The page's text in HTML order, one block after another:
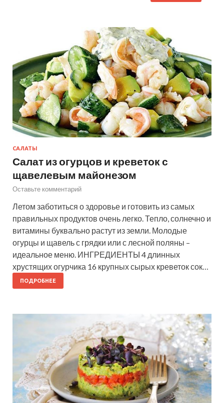
САЛАТЫ
Салат из огурцов и креветок с
щавелевым майонезом
Оставьте комментарий
Летом заботиться о здоровье и готовить из самых
правильных продуктов очень легко. Тепло, солнечно и
витамины буквально растут из земли. Молодые
огурцы и щавель с грядки или с лесной поляны –
идеальное меню. ИНГРЕДИЕНТЫ 4 длинных
хрустящих огурчика 16 крупных сырых креветок сок…
ПОДРОБНЕЕ